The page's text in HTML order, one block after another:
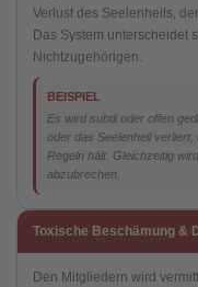
Verlust des Seelenheils,
Das System unterscheidet
Nichtzugehörigen.
BEISPIEL
Es wird subtil oder offen
oder das Seelenheil
Regeln hält. Gleichzeitig
abzubrechen.
Toxische Beschämung &
Den Mitgliedern wird